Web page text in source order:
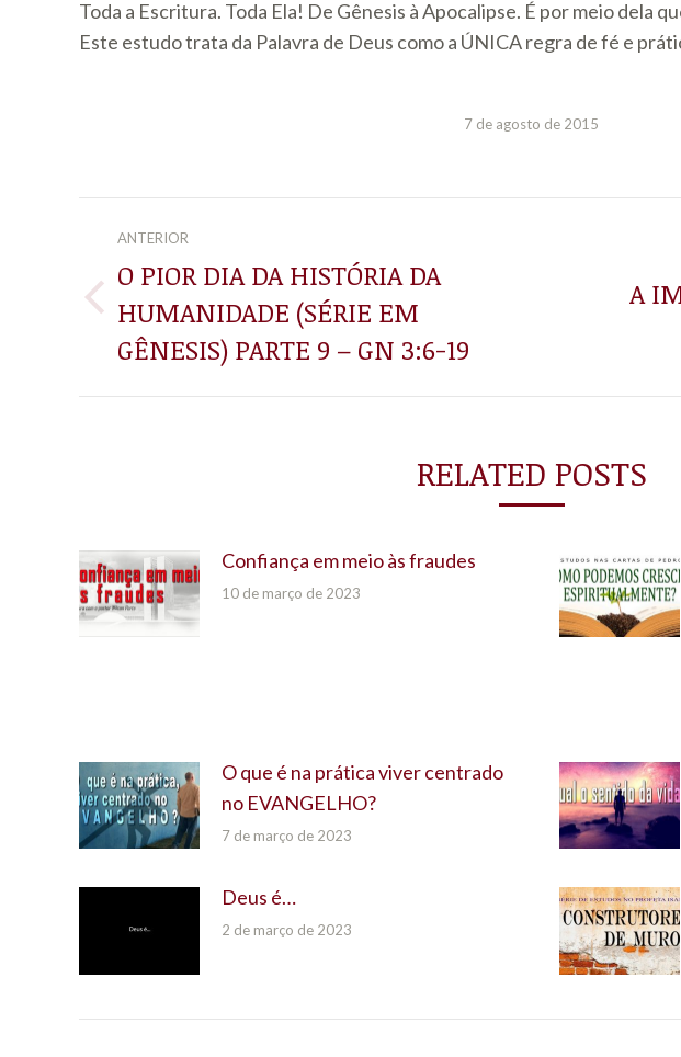
Toda a Escritura. Toda Ela! De Gênesis à Apocalipse. É por meio dela
Este estudo trata da Palavra de Deus como a ÚNICA regra de fé e
7 de agosto de 2015
NAVEGAÇÃO
DE
POST:
ANTERIOR
Post
anterior:
O PIOR DIA DA HISTÓRIA DA
HUMANIDADE (SÉRIE EM
GÊNESIS) PARTE 9 – GN 3:6-19
PróximoA
RELATED POSTS
Confiança em meio às fraudes
10 de março de 2023
O que é na prática viver centrado
no EVANGELHO?
7 de março de 2023
Deus é…
2 de março de 2023